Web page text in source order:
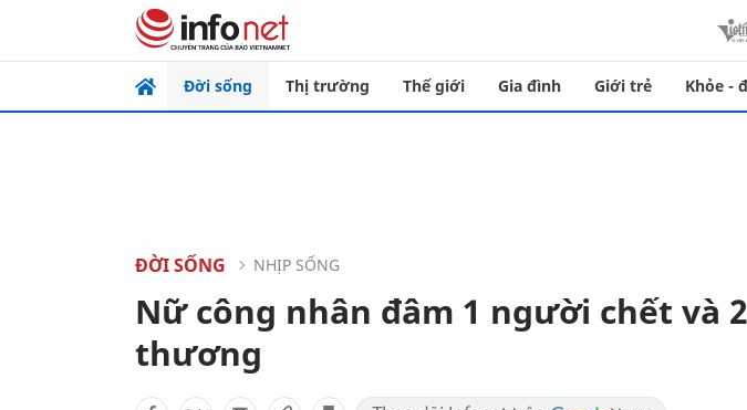
Đời sống Thị trường Thế giới Gia đình Giới trẻ Khỏe -
ĐỜI SỐNG NHỊP SỐNG
Nữ công nhân đâm 1 người chết và
thương